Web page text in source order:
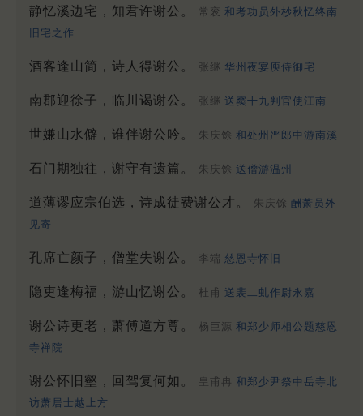
静忆溪边宅，知君许谢公。 常衮 和考功员外杪秋忆终南
旧宅之作
酒客逢山简，诗人得谢公。 张继 华州夜宴庾侍御宅
南郡迎徐子，临川谒谢公。 张继 送窦十九判官使江南
世嫌山水僻，谁伴谢公吟。 朱庆馀 和处州严郎中游南溪
石门期独往，谢守有遗篇。 朱庆馀 送僧游温州
道薄谬应宗伯选，诗成徒费谢公才。 朱庆馀 酬萧员外
见寄
孔席亡颜子，僧堂失谢公。 李端 慈恩寺怀旧
隐吏逢梅福，游山忆谢公。 杜甫 送裴二虬作尉永嘉
谢公诗更老，萧傅道方尊。 杨巨源 和郑少师相公题慈恩
寺禅院
谢公怀旧壑，回驾复何如。 皇甫冉 和郑少尹祭中岳寺北
访萧居士越上方